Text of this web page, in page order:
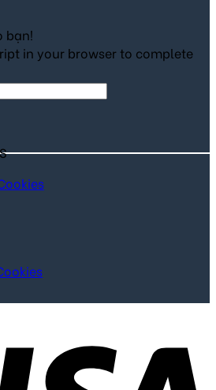
bạn!
in your browser to complete